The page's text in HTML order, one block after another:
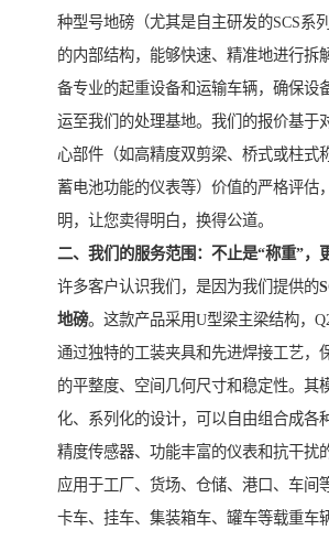
种型号地磅（尤其是自主研发的SCS系
的内部结构，能够快速、精准地进行拆
备专业的起重设备和运输车辆，确保设
运至我们的处理基地。我们的报价基于
心部件（如高精度双剪梁、桥式或柱式
蓄电池功能的仪表等）价值的严格评估
明，让您卖得明白，换得公道。
二、我们的服务范围：不止是“称重”，
许多客户认识我们，是因为我们提供的
地磅。这款产品采用U型梁主梁结构，
通过独特的工装夹具和先进焊接工艺，
的平整度、空间几何尺寸和稳定性。其
化、系列化的设计，可以自由组合成各
精度传感器、功能丰富的仪表和抗干扰
应用于工厂、货场、仓储、港口、车间
卡车、挂车、集装箱车、罐车等载重车